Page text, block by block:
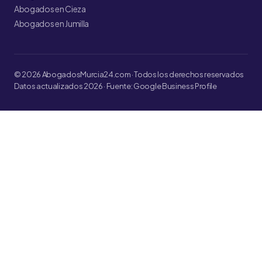
Abogados en Cieza
Abogados en Jumilla
© 2026 AbogadosMurcia24.com · Todos los derechos reservados
Datos actualizados 2026 · Fuente: Google Business Profile